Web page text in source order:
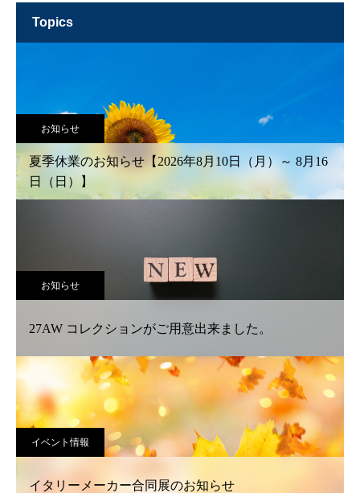
topics
お知らせ
夏季休業のお知らせ【2026年8月10日（月）～ 8月16
日（日）】
お知らせ
27AW コレクションがご用意出来ました。
イベント情報
イタリーメーカー合同展のお知らせ